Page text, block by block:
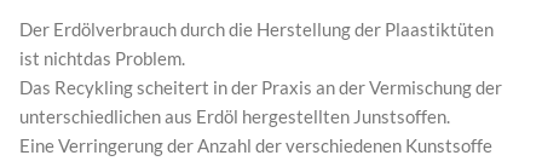
Der Erdölverbrauch durch die Herstellung der Plaastiktüten
ist nichtdas Problem.
Das Recykling scheitert in der Praxis an der Vermischung der
unterschiedlichen aus Erdöl hergestellten Junstsoffen.
Eine Verringerung der Anzahl der verschiedenen Kunstsoffe